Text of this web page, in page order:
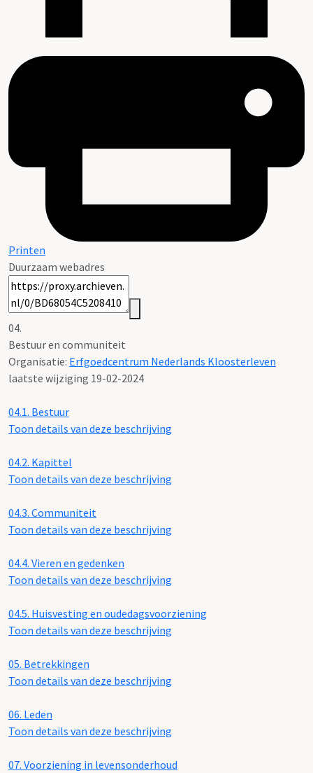
Printen
Duurzaam webadres
04.
Bestuur en communiteit
Organisatie: Erfgoedcentrum Nederlands Kloosterleven
laatste wijziging 19-02-2024
04.1. Bestuur
Toon details van deze beschrijving
04.2. Kapittel
Toon details van deze beschrijving
04.3. Communiteit
Toon details van deze beschrijving
04.4. Vieren en gedenken
Toon details van deze beschrijving
04.5. Huisvesting en oudedagsvoorziening
Toon details van deze beschrijving
05. Betrekkingen
Toon details van deze beschrijving
06. Leden
Toon details van deze beschrijving
07. Voorziening in levensonderhoud